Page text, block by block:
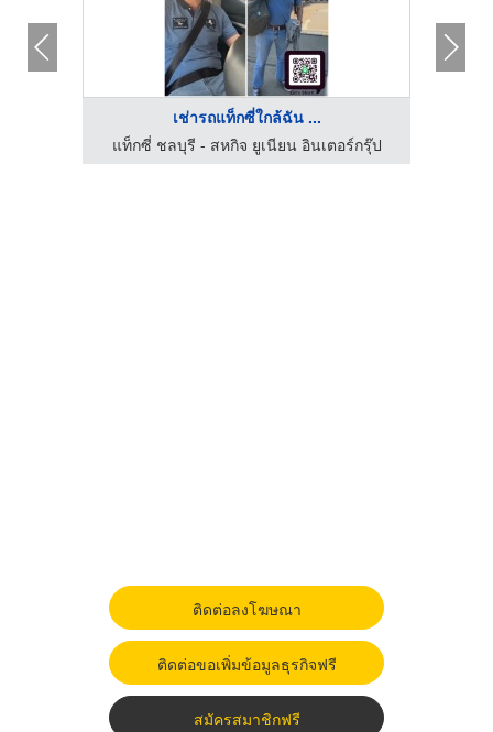
เช่ารถแท็กซี่ใกล้ฉัน ...
แท็กซี่ ชลบุรี - สหกิจ ยูเนียน อินเตอร์กรุ๊ป
ติดต่อลงโฆษณา
ติดต่อขอเพิ่มข้อมูลธุรกิจฟรี
สมัครสมาชิกฟรี